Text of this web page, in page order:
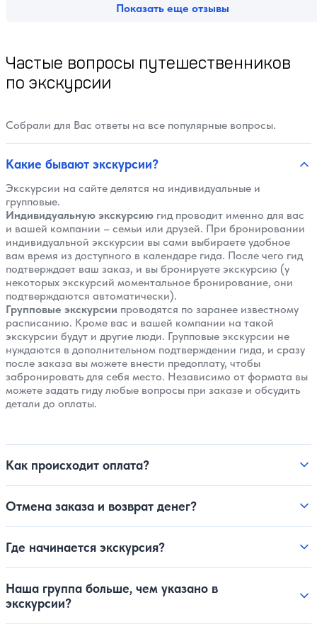
Показать еще отзывы
Частые вопросы путешественников
по экскурсии
Собрали для Вас ответы на все популярные вопросы.
Какие бывают экскурсии?
Экскурсии на сайте делятся на индивидуальные и
групповые.
Индивидуальную экскурсию гид проводит именно для вас
и вашей компании – семьи или друзей. При бронировании
индивидуальной экскурсии вы сами выбираете удобное
вам время из доступного в календаре гида. После чего гид
подтверждает ваш заказ, и вы бронируете экскурсию (у
некоторых экскурсий моментальное бронирование, они
подтверждаются автоматически).
Групповые экскурсии проводятся по заранее известному
расписанию. Кроме вас и вашей компании на такой
экскурсии будут и другие люди. Групповые экскурсии не
нуждаются в дополнительном подтверждении гида, и сразу
после заказа вы можете внести предоплату, чтобы
забронировать для себя место. Независимо от формата вы
можете задать гиду любые вопросы при заказе и обсудить
детали до оплаты.
Как происходит оплата?
Отмена заказа и возврат денег?
Где начинается экскурсия?
Наша группа больше, чем указано в
экскурсии?